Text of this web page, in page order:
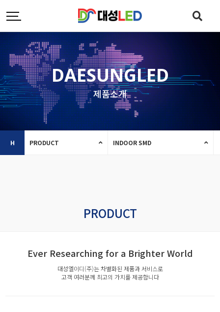
DAESUNGLED
제품소개
H PRODUCT INDOOR SMD
PRODUCT
Ever Researching for a Brighter World
대성엘이디(주)는 차별화된 제품과 서비스로
고객 여러분께 최고의 가치를 제공합니다